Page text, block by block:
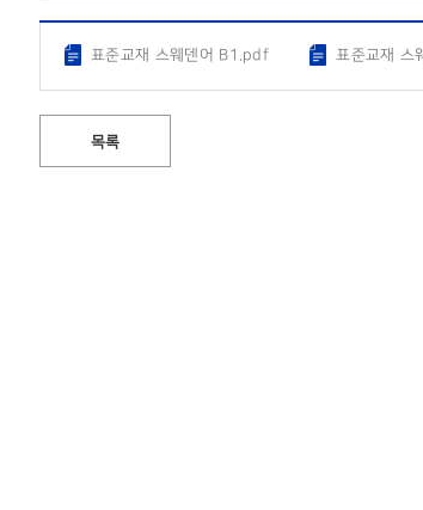
표준교재 스웨덴어 B1.pdf 표준교재 스
목록